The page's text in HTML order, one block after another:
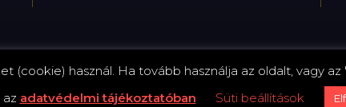
használ. Ha tovább használja az oldalt, vagy
adatvédelmi tájékoztatóban Süti beállítások